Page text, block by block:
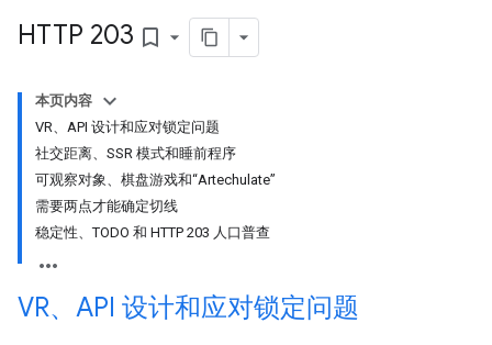
HTTP 203 bookmark_border
本页内容
VR、API 设计和应对锁定问题
社交距离、SSR 模式和睡前程序
可观察对象、棋盘游戏和“Artechulate”
需要两点才能确定切线
稳定性、TODO 和 HTTP 203 人口普查
VR、API 设计和应对锁定问题